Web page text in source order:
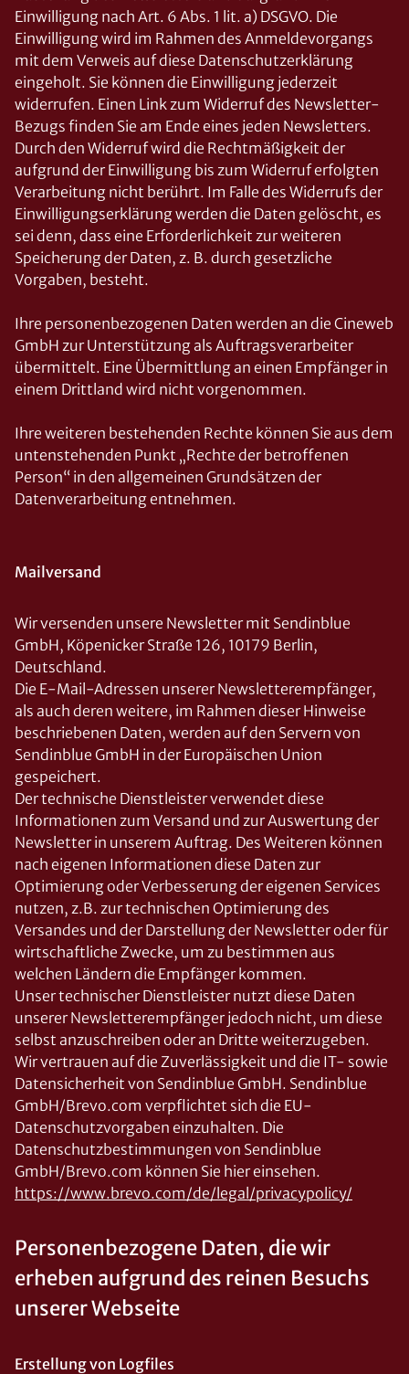
Einwilligung nach Art. 6 Abs. 1 lit. a) DSGVO. Die
Einwilligung wird im Rahmen des Anmeldevorgangs
mit dem Verweis auf diese Datenschutzerklärung
eingeholt. Sie können die Einwilligung jederzeit
widerrufen. Einen Link zum Widerruf des Newsletter-
Bezugs finden Sie am Ende eines jeden Newsletters.
Durch den Widerruf wird die Rechtmäßigkeit der
aufgrund der Einwilligung bis zum Widerruf erfolgten
Verarbeitung nicht berührt. Im Falle des Widerrufs der
Einwilligungserklärung werden die Daten gelöscht, es
sei denn, dass eine Erforderlichkeit zur weiteren
Speicherung der Daten, z. B. durch gesetzliche
Vorgaben, besteht.
Ihre personenbezogenen Daten werden an die Cineweb
GmbH zur Unterstützung als Auftragsverarbeiter
übermittelt. Eine Übermittlung an einen Empfänger in
einem Drittland wird nicht vorgenommen.
Ihre weiteren bestehenden Rechte können Sie aus dem
untenstehenden Punkt „Rechte der betroffenen
Person“ in den allgemeinen Grundsätzen der
Datenverarbeitung entnehmen.
Mailversand
Wir versenden unsere Newsletter mit Sendinblue
GmbH, Köpenicker Straße 126, 10179 Berlin,
Deutschland.
Die E-Mail-Adressen unserer Newsletterempfänger,
als auch deren weitere, im Rahmen dieser Hinweise
beschriebenen Daten, werden auf den Servern von
Sendinblue GmbH in der Europäischen Union
gespeichert.
Der technische Dienstleister verwendet diese
Informationen zum Versand und zur Auswertung der
Newsletter in unserem Auftrag. Des Weiteren können
nach eigenen Informationen diese Daten zur
Optimierung oder Verbesserung der eigenen Services
nutzen, z.B. zur technischen Optimierung des
Versandes und der Darstellung der Newsletter oder für
wirtschaftliche Zwecke, um zu bestimmen aus
welchen Ländern die Empfänger kommen.
Unser technischer Dienstleister nutzt diese Daten
unserer Newsletterempfänger jedoch nicht, um diese
selbst anzuschreiben oder an Dritte weiterzugeben.
Wir vertrauen auf die Zuverlässigkeit und die IT- sowie
Datensicherheit von Sendinblue GmbH. Sendinblue
GmbH/Brevo.com verpflichtet sich die EU-
Datenschutzvorgaben einzuhalten. Die
Datenschutzbestimmungen von Sendinblue
GmbH/Brevo.com können Sie hier einsehen.
https://www.brevo.com/de/legal/privacypolicy/
Personenbezogene Daten, die wir
erheben aufgrund des reinen Besuchs
unserer Webseite
Erstellung von Logfiles